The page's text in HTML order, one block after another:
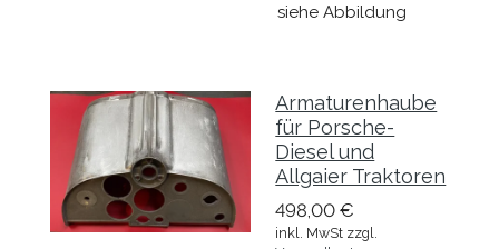
siehe Abbildung
Armaturenhaube
für Porsche-
Diesel und
Allgaier Traktoren
498,00 €
inkl. MwSt zzgl.